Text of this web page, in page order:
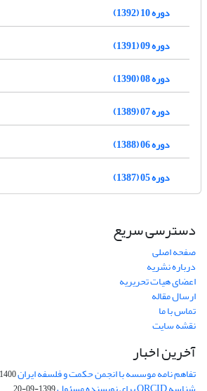
دوره 10 (1392)
دوره 09 (1391)
دوره 08 (1390)
دوره 07 (1389)
دوره 06 (1388)
دوره 05 (1387)
دسترسی سریع
صفحه اصلی
درباره نشریه
اعضای هیات تحریریه
ارسال مقاله
تماس با ما
نقشه سایت
آخرین اخبار
تفاهم نامه موسسه با انجمن حکمت و فلسفه ایران1400-02-21